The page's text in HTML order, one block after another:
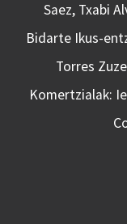
Saez, Txabi
Bidarte Ikus-
Torres
Komertzialak: